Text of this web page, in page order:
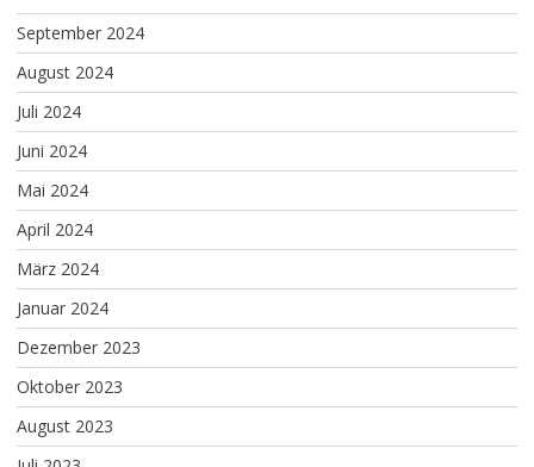
September 2024
August 2024
Juli 2024
Juni 2024
Mai 2024
April 2024
März 2024
Januar 2024
Dezember 2023
Oktober 2023
August 2023